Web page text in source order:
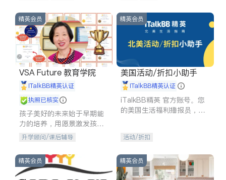
精英会员
VSA Future 教育学院
iTalkBB精英认证
执照已核实
孩子美好的未来始于早期能
力的培养，用愿景激发孩子
的学习潜力和动力。理念：
石。
升学顾问/课后辅导
精英会员
美国活动/折扣小助手
iTalkBB精英认证
iTalkBB精英 官方账号。您
的美国生活福利播报员，精
专属福利。
活动/折扣
精英会员 精英会员